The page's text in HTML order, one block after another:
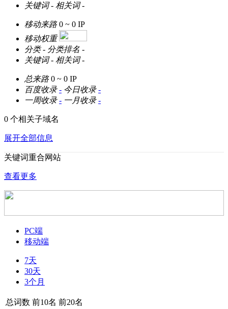
关键词 - 相关词 -
移动来路 0 ~ 0 IP
移动权重
分类 - 分类排名 -
关键词 - 相关词 -
总来路 0 ~ 0 IP
百度收录 - 今日收录 -
一周收录 - 一月收录 -
0 个相关子域名
展开全部信息
关键词重合网站
查看更多
PC端
移动端
7天
30天
3个月
总词数 前10名 前20名